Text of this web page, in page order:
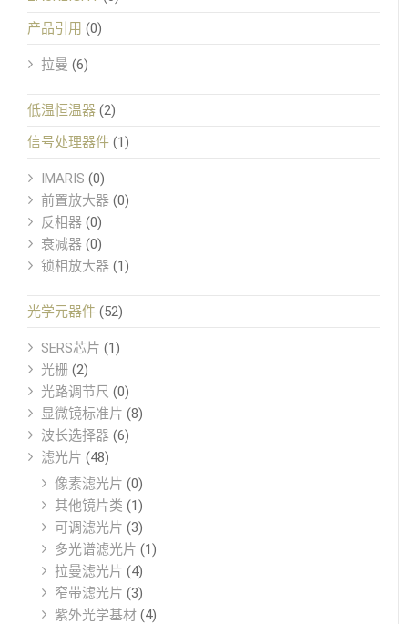
产品引用 (0)
拉曼 (6)
低温恒温器 (2)
信号处理器件 (1)
IMARIS (0)
前置放大器 (0)
反相器 (0)
衰减器 (0)
锁相放大器 (1)
光学元器件 (52)
SERS芯片 (1)
光栅 (2)
光路调节尺 (0)
显微镜标准片 (8)
波长选择器 (6)
滤光片 (48)
像素滤光片 (0)
其他镜片类 (1)
可调滤光片 (3)
多光谱滤光片 (1)
拉曼滤光片 (4)
窄带滤光片 (3)
紫外光学基材 (4)